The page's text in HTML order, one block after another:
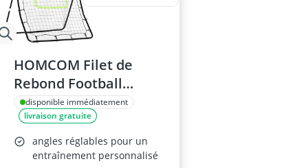
HOMCOM Filet de
Rebond Football
90x80x140 cm
disponible immédiatement
livraison gratuite
angles réglables pour un
entraînement personnalisé